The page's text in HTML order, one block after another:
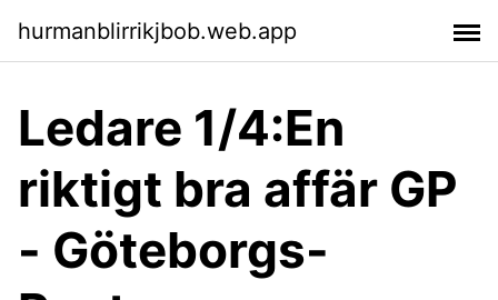
hurmanblirrikjbob.web.app
Ledare 1/4:En
riktigt bra affär GP
- Göteborgs-